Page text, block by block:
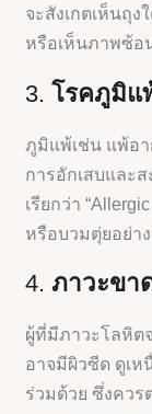
จะสังเกตเห็นถุง
หรือเห็นภาพซ้อ
3.โรคภูมิแ
ภูมิแพ้เช่น แพ้อา
การอักเสบและ
เรียกว่า
หรือบวมตุ่ยอย่า
4.ภาวะขา
ผู้ที่มีภาวะโลหิต
อาจมีผิวซีด ดูเห
ร่วมด้วย ซึ่งควร